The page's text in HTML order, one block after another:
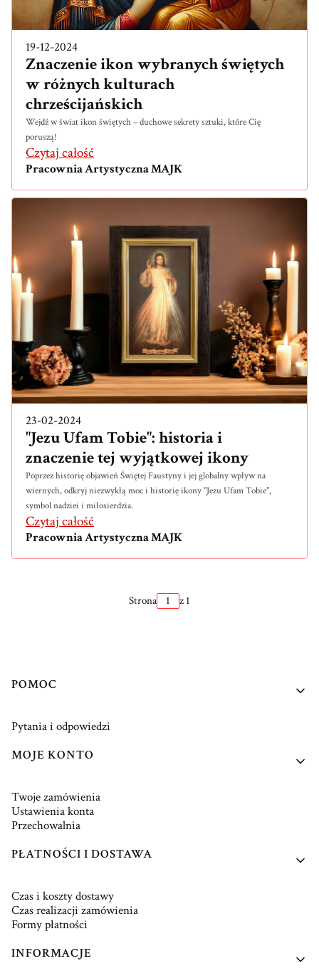
19-12-2024
Znaczenie ikon wybranych świętych
w różnych kulturach
chrześcijańskich
Wejdź w świat ikon świętych – duchowe sekrety sztuki, które Cię
poruszą!
Czytaj całość
Pracownia Artystyczna MAJK
23-02-2024
"Jezu Ufam Tobie": historia i
znaczenie tej wyjątkowej ikony
Poprzez historię objawień Świętej Faustyny i jej globalny wpływ na
wiernych, odkryj niezwykłą moc i historię ikony "Jezu Ufam Tobie",
symbol nadziei i miłosierdzia.
Czytaj całość
Pracownia Artystyczna MAJK
Strona z 1
Linki w stopce
POMOC
Pytania i odpowiedzi
MOJE KONTO
Twoje zamówienia
Ustawienia konta
Przechowalnia
PŁATNOŚCI I DOSTAWA
Czas i koszty dostawy
Czas realizacji zamówienia
Formy płatności
INFORMACJE